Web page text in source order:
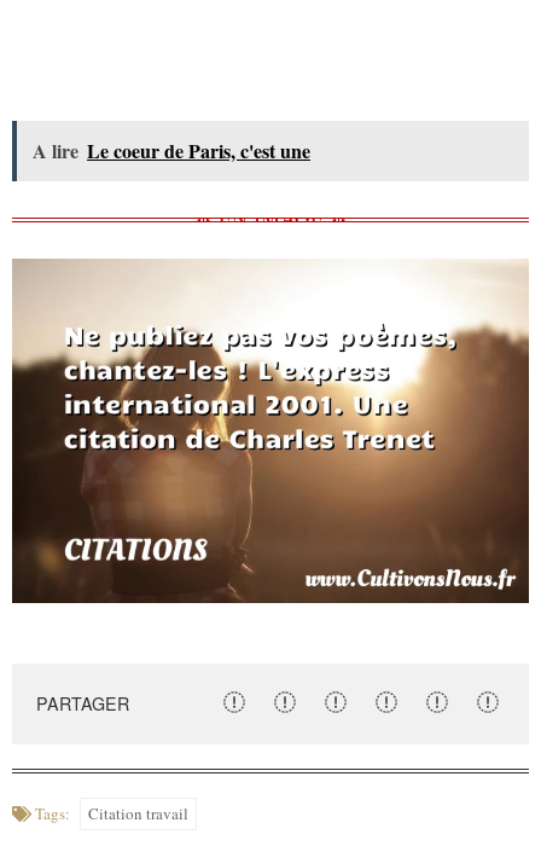
A lire Le coeur de Paris, c'est une
PARTAGER
Tags: Citation travail